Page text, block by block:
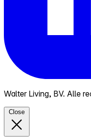
Walter Living, BV. Alle
Close